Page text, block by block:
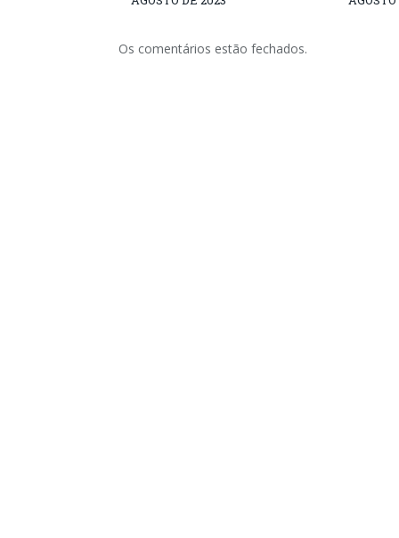
Os comentários estão fechados.